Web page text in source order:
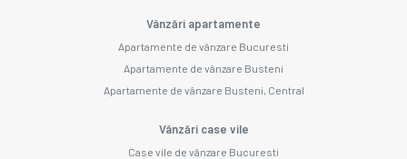
Vânzări apartamente
Apartamente de vânzare Bucuresti
Apartamente de vânzare Busteni
Apartamente de vânzare Busteni, Central
Vânzări case vile
Case vile de vânzare Bucuresti